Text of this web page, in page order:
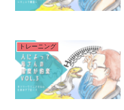
トレーニング